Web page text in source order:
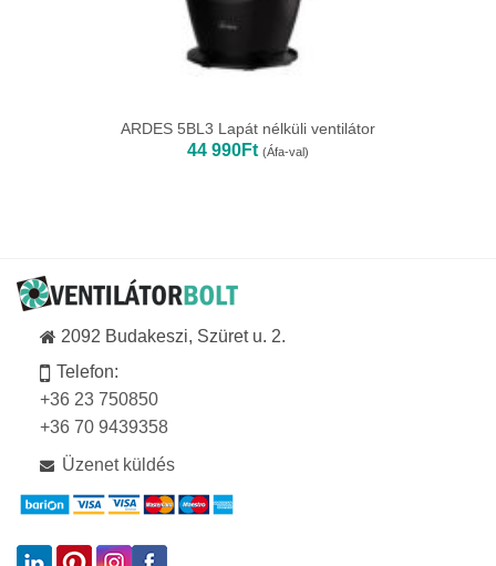
ARDES 5BL3 Lapát nélküli ventilátor
44 990Ft (Áfa-val)
2092 Budakeszi, Szüret u. 2.
Telefon:
+36 23 750850
+36 70 9439358
Üzenet küldés